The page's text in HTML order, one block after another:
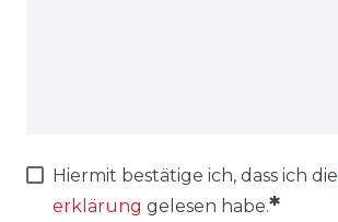
Hiermit bestätige ich, dass ich die
erklärung gelesen habe.*